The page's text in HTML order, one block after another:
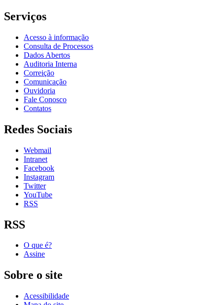
Serviços
Acesso à informação
Consulta de Processos
Dados Abertos
Auditoria Interna
Correição
Comunicação
Ouvidoria
Fale Conosco
Contatos
Redes Sociais
Webmail
Intranet
Facebook
Instagram
Twitter
YouTube
RSS
RSS
O que é?
Assine
Sobre o site
Acessibilidade